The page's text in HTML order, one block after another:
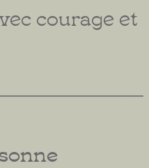
courage et